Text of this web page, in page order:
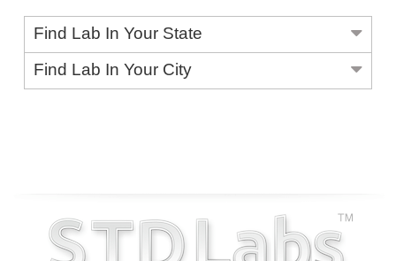
Find Lab In Your State
Find Lab In Your City